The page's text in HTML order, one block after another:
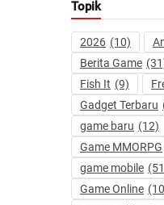
Topik
2026 (10)
Berita Game
Fish It (9)
Gadget Terbaru
game baru (12)
Game MMORPG
game mobile
Game Online